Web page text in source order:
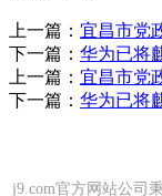
上一篇： 宜昌市党
下一篇： 华为已将
上一篇： 宜昌市党
下一篇： 华为已将
j9.com官方网站公司